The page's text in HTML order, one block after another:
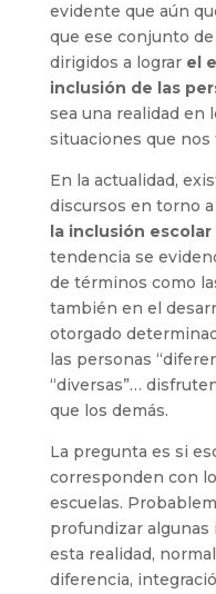
evidente que aún
que ese conjunto
dirigidos a lograr el
inclusión de las
sea una realidad en
situaciones que nos
En la actualidad,
discursos en torno
la inclusión
tendencia se
de términos como
también en el
otorgado
las personas
“diversas”…
que los demás.
La pregunta es si
corresponden con
escuelas.
profundizar algunas
esta realidad,
diferencia,